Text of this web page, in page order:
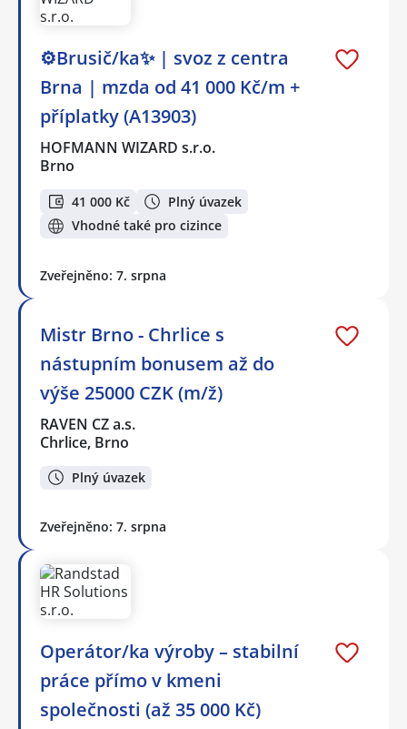
⚙️Brusič/ka✨ | svoz z centra
Brna | mzda od 41 000 Kč/m +
příplatky (A13903)
HOFMANN WIZARD s.r.o.
Brno
41 000 Kč
Plný úvazek
Vhodné také pro cizince
Zveřejněno: 7. srpna
Mistr Brno - Chrlice s
nástupním bonusem až do
výše 25000 CZK (m/ž)
RAVEN CZ a.s.
Chrlice, Brno
Plný úvazek
Zveřejněno: 7. srpna
Operátor/ka výroby – stabilní
práce přímo v kmeni
společnosti (až 35 000 Kč)